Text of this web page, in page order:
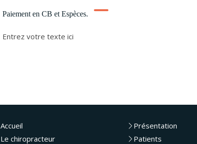
Paiement en CB et Espèces.
Entrez votre texte ici
Accueil
Le chiropracteur
Présentation
Patients